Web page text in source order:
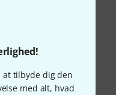
at tilbyde dig den
med alt, hvad